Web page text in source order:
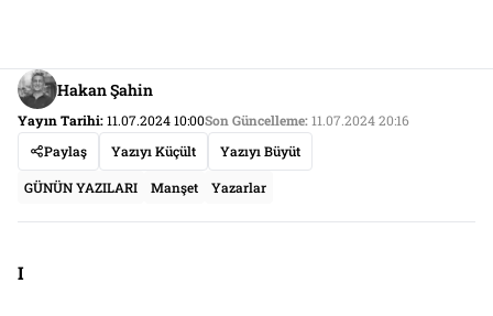
Hakan Şahin
Yayın Tarihi:11.07.2024 10:00Son Güncelleme:11.07.2024 20:16
Paylaş
Yazıyı Küçült Yazıyı Büyüt
GÜNÜN YAZILARI Manşet Yazarlar
I